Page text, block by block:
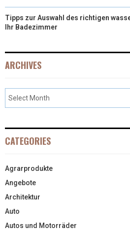
Tipps zur Auswahl des richtigen
Ihr Badezimmer
ARCHIVES
CATEGORIES
Agrarprodukte
Angebote
Architektur
Auto
Autos und Motorräder